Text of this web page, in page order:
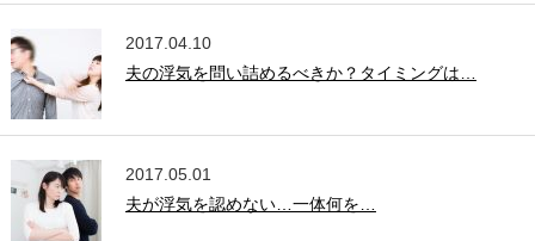
2017.04.10
夫の浮気を問い詰めるべきか？タイミングは…
2017.05.01
夫が浮気を認めない…一体何を…